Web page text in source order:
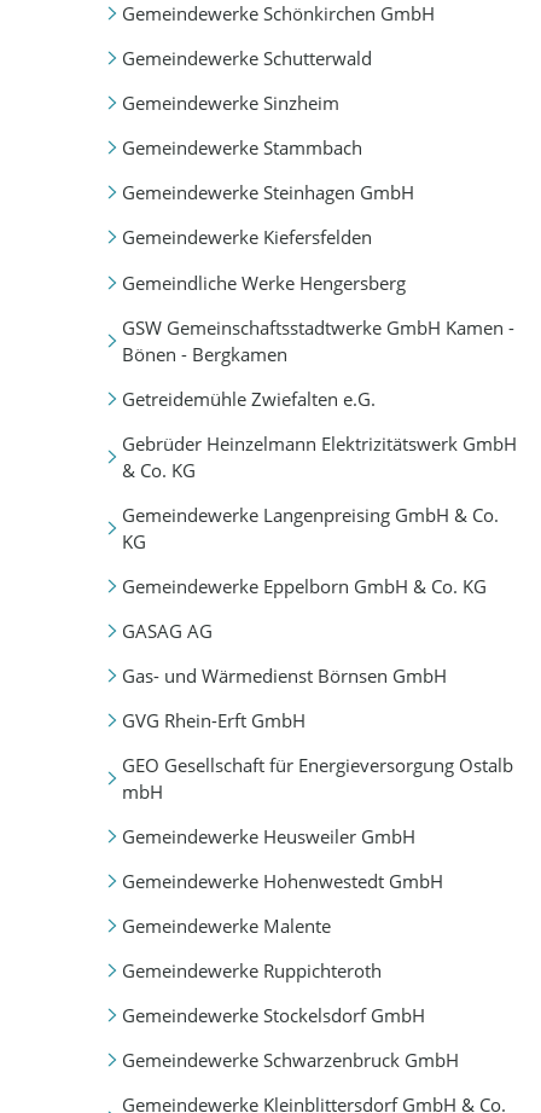
Gemeindewerke Schönkirchen GmbH
Gemeindewerke Schutterwald
Gemeindewerke Sinzheim
Gemeindewerke Stammbach
Gemeindewerke Steinhagen GmbH
Gemeindewerke Kiefersfelden
Gemeindliche Werke Hengersberg
GSW Gemeinschaftsstadtwerke GmbH Kamen -
Bönen - Bergkamen
Getreidemühle Zwiefalten e.G.
Gebrüder Heinzelmann Elektrizitätswerk GmbH
& Co. KG
Gemeindewerke Langenpreising GmbH & Co.
KG
Gemeindewerke Eppelborn GmbH & Co. KG
GASAG AG
Gas- und Wärmedienst Börnsen GmbH
GVG Rhein-Erft GmbH
GEO Gesellschaft für Energieversorgung Ostalb
mbH
Gemeindewerke Heusweiler GmbH
Gemeindewerke Hohenwestedt GmbH
Gemeindewerke Malente
Gemeindewerke Ruppichteroth
Gemeindewerke Stockelsdorf GmbH
Gemeindewerke Schwarzenbruck GmbH
Gemeindewerke Kleinblittersdorf GmbH & Co.